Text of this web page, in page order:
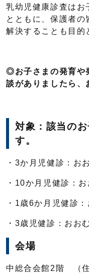
乳幼児健康診査はお
とともに、保護者
解決することも目的
◎お子さまの発育や
談がありましたら、
対象：該当の
す。
・3か月児健診：お
・10か月児健診：
・1歳6か月児健診
・3歳児健診：おお
会場
中総合会館2階 （